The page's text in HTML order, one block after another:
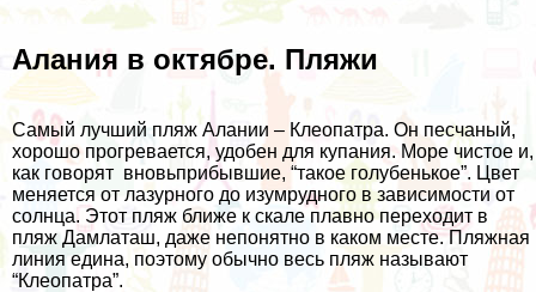
Алания в октябре. Пляжи
Самый лучший пляж Алании – Клеопатра. Он песчаный,
хорошо прогревается, удобен для купания. Море чистое и,
как говорят вновьприбывшие, “такое голубенькое”. Цвет
меняется от лазурного до изумрудного в зависимости от
солнца. Этот пляж ближе к скале плавно переходит в
пляж Дамлаташ, даже непонятно в каком месте. Пляжная
линия едина, поэтому обычно весь пляж называют
“Клеопатра”.